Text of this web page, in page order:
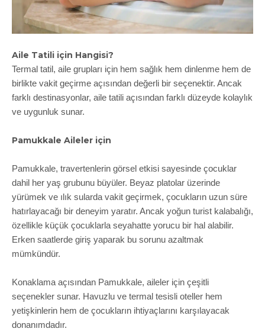
Aile Tatili için Hangisi?
Termal tatil, aile grupları için hem sağlık hem dinlenme hem de
birlikte vakit geçirme açısından değerli bir seçenektir. Ancak
farklı destinasyonlar, aile tatili açısından farklı düzeyde kolaylık
ve uygunluk sunar.
Pamukkale Aileler için
Pamukkale, travertenlerin görsel etkisi sayesinde çocuklar
dahil her yaş grubunu büyüler. Beyaz platolar üzerinde
yürümek ve ılık sularda vakit geçirmek, çocukların uzun süre
hatırlayacağı bir deneyim yaratır. Ancak yoğun turist kalabalığı,
özellikle küçük çocuklarla seyahatte yorucu bir hal alabilir.
Erken saatlerde giriş yaparak bu sorunu azaltmak
mümkündür.
Konaklama açısından Pamukkale, aileler için çeşitli
seçenekler sunar. Havuzlu ve termal tesisli oteller hem
yetişkinlerin hem de çocukların ihtiyaçlarını karşılayacak
donanımdadır.